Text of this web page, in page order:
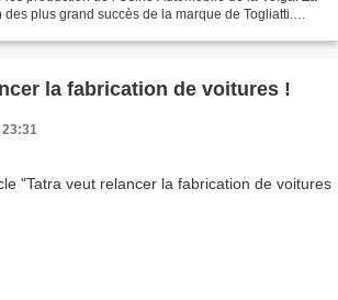
des plus grand succès de la marque de Togliatti.
la fabrication de voitures !
23:31